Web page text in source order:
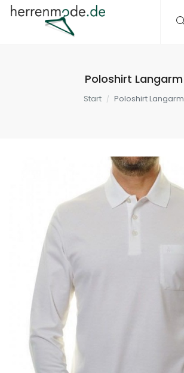
Poloshirt Langarm
Start Poloshirt Langarm